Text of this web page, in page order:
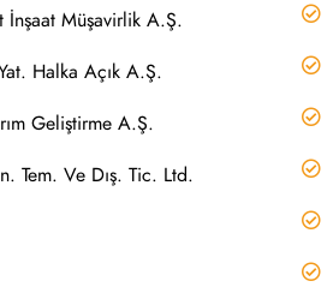
İnşaat Müşavirlik A.Ş.
Halka Açık A.Ş.
Geliştirme A.Ş.
Tem. Ve Dış. Tic. Ltd.